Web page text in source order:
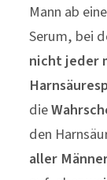
Mann ab
Serum, bei
nicht jeder
die
den
aller